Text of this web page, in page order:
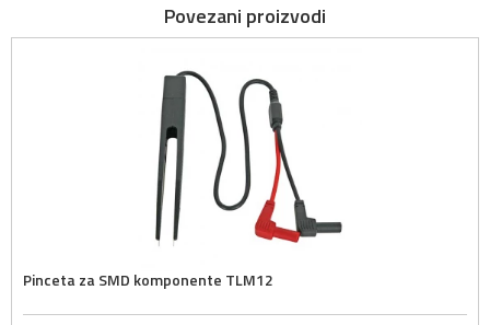
Povezani proizvodi
Pinceta za SMD komponente TLM12